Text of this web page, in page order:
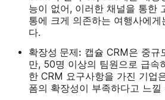
능이 없어, 이러한 채널을 통한
통에 크게 의존하는 여행사에게
다.
확장성 문제: 캡슐 CRM은 중규
만, 50명 이상의 팀원으로 급속
한 CRM 요구사항을 가진 기업
폼의 확장성이 부족하다고 느낄